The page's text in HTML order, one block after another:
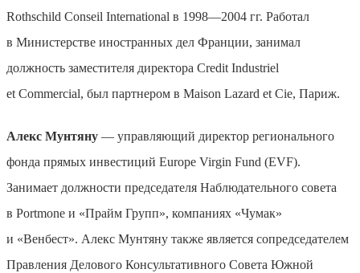
Rothschild Сonseil International в 1998—2004 гг. Работал
в Министерстве иностранных дел Франции, занимал
должность заместителя директора Credit Industriel
et Commercial, был партнером в Maison Lazard et Cie, Париж.
Алекс Мунтяну — управляющий директор регионального
фонда прямых инвестиций Europe Virgin Fund (EVF).
Занимает должности председателя Наблюдательного совета
в Portmone и «Прайм Групп», компаниях «Чумак»
и «Венбест». Алекс Мунтяну также является сопредседателем
Правления Делового Консультативного Совета Южной